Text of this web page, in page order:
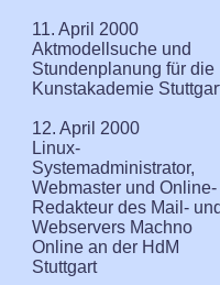
11. April 2000
Aktmodellsuche und
Stundenplanung für die
Kunstakademie
12. April 2000
Linux-
Systemadministrator,
Webmaster und Online-
Redakteur des Mail-
Webservers Machno
Online an der HdM
Stuttgart